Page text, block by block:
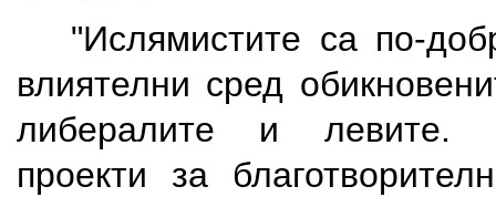
"Ислямистите са по-
влиятелни сред
либералите и левите.
проекти за